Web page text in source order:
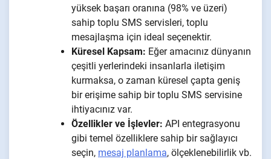
yüksek başarı oranına (98% ve üzeri)
sahip toplu SMS servisleri, toplu
mesajlaşma için ideal seçenektir.
Küresel Kapsam: Eğer amacınız dünyanın
çeşitli yerlerindeki insanlarla iletişim
kurmaksa, o zaman küresel çapta geniş
bir erişime sahip bir toplu SMS servisine
ihtiyacınız var.
Özellikler ve İşlevler: API entegrasyonu
gibi temel özelliklere sahip bir sağlayıcı
seçin, mesaj planlama, ölçeklenebilirlik vb.